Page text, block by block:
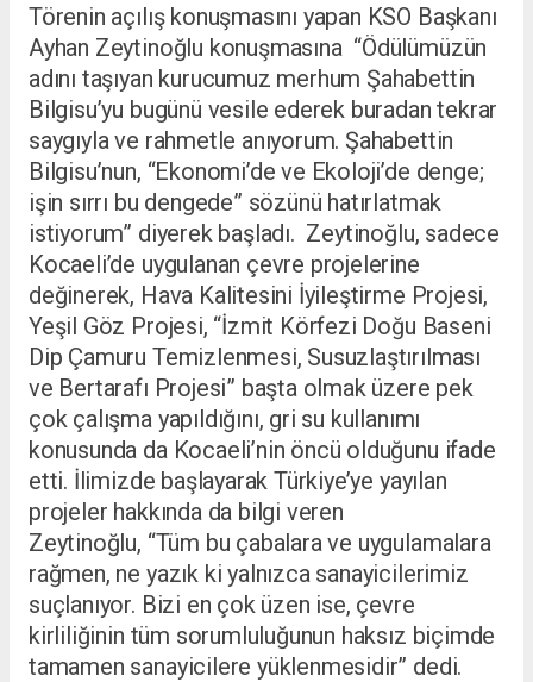
Törenin açılış konuşmasını yapan KSO Başkanı
Ayhan Zeytinoğlu konuşmasına “Ödülümüzün
adını taşıyan kurucumuz merhum Şahabettin
Bilgisu’yu bugünü vesile ederek buradan tekrar
saygıyla ve rahmetle anıyorum. Şahabettin
Bilgisu’nun, “Ekonomi’de ve Ekoloji’de denge;
işin sırrı bu dengede” sözünü hatırlatmak
istiyorum” diyerek başladı. Zeytinoğlu, sadece
Kocaeli’de uygulanan çevre projelerine
değinerek, Hava Kalitesini İyileştirme Projesi,
Yeşil Göz Projesi, “İzmit Körfezi Doğu Baseni
Dip Çamuru Temizlenmesi, Susuzlaştırılması
ve Bertarafı Projesi” başta olmak üzere pek
çok çalışma yapıldığını, gri su kullanımı
konusunda da Kocaeli’nin öncü olduğunu ifade
etti. İlimizde başlayarak Türkiye’ye yayılan
projeler hakkında da bilgi veren
Zeytinoğlu, “Tüm bu çabalara ve uygulamalara
rağmen, ne yazık ki yalnızca sanayicilerimiz
suçlanıyor. Bizi en çok üzen ise, çevre
kirliliğinin tüm sorumluluğunun haksız biçimde
tamamen sanayicilere yüklenmesidir” dedi.